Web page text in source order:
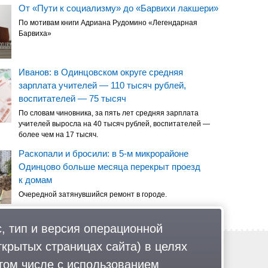
От «Пути к социализму» до «Барвихи лакшери»
По мотивам книги Адриана Рудомино «Легендарная
Барвиха»
Иванов: в Одинцовском округе средняя
зарплата учителей — 110 тысяч рублей,
воспитателей — 75 тысяч
По словам чиновника, за пять лет средняя зарплата
учителей выросла на 40 тысяч рублей, воспитателей —
более чем на 17 тысяч.
Раскопали и бросили: в 5-м микрорайоне
Одинцово больше месяца перекрыт проезд
к домам
Очередной затянувшийся ремонт в городе.
Обратная связь
Политика обработки персональных данных
тип и версия операционной
страницах сайта) в целях
числе с использованием